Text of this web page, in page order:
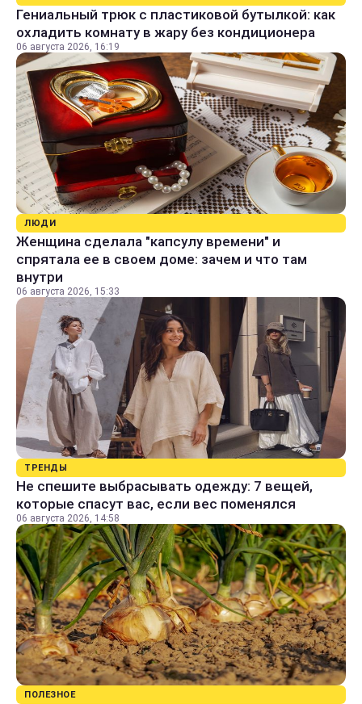
Гениальный трюк с пластиковой бутылкой: как
охладить комнату в жару без кондиционера
06 августа 2026, 16:19
ЛЮДИ
Женщина сделала "капсулу времени" и
спрятала ее в своем доме: зачем и что там
внутри
06 августа 2026, 15:33
ТРЕНДЫ
Не спешите выбрасывать одежду: 7 вещей,
которые спасут вас, если вес поменялся
06 августа 2026, 14:58
ПОЛЕЗНОЕ